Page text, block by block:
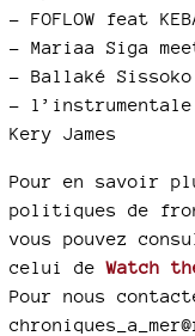
– FOFLOW feat
– Mariaa Siga
– Ballaké
–
Kery James
Pour en savoir
politiques de
vous pouvez
celui deWatch
Pour nous